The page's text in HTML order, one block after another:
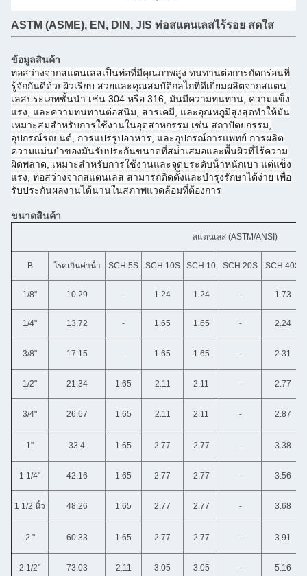
ASTM (ASME), EN, DIN, JIS ท่อสแตนเลสไร้รอย สดใส
ข้อมูลสินค้า
ท่อสว่างจากสแตนเลสเป็นท่อที่มีคุณภาพสูง ทนทานต่อการกัดกร่อนที่
รู้จักกันดีด้วยผิวเรียบ สวยและคุณสมบัติกลไกที่ดีเยี่ยมผลิตจากสแตน
เลสประเภทชั้นนํา เช่น 304 หรือ 316, มันมีความทนทาน, ความแข็ง
แรง, และความทนทานต่อสนิม, สารเคมี, และอุณหภูมิสูงสุดทําให้มัน
เหมาะสมสําหรับการใช้งานในอุตสาหกรรม เช่น สถาปัตยกรรม,
อุปกรณ์รถยนต์, การแปรรูปอาหาร, และอุปกรณ์การแพทย์ การผลิต
ความแม่นยําของมันรับประกันขนาดที่สม่ําเสมอและพื้นผิวที่ไร้ความ
ผิดพลาด, เหมาะสําหรับการใช้งานและจุดประดับน้ําหนักเบา แต่แข็ง
แรง, ท่อสว่างจากสแตนเลส สามารถติดตั้งและบํารุงรักษาได้ง่าย เพื่อ
รับประกันผลงานได้นานในสภาพแวดล้อมที่ต้องการ
ขนาดสินค้า
สแตนเลส (ASTM/ANSI)
B โรคเกินค่าน้ํา SCH 5S SCH 10S SCH 10 SCH 20S SCH 40S
1/8" 10.29 - 1.24 1.24 - 1.73
1/4" 13.72 - 1.65 1.65 - 2.24
3/8" 17.15 - 1.65 1.65 - 2.31
1/2" 21.34 1.65 2.11 2.11 - 2.77
3/4" 26.67 1.65 2.11 2.11 - 2.87
1" 33.4 1.65 2.77 2.77 - 3.38
1 1/4" 42.16 1.65 2.77 2.77 - 3.56
1 1/2 นิ้ว 48.26 1.65 2.77 2.77 - 3.68
2 " 60.33 1.65 2.77 2.77 - 3.91
2 1/2" 73.03 2.11 3.05 3.05 - 5.16